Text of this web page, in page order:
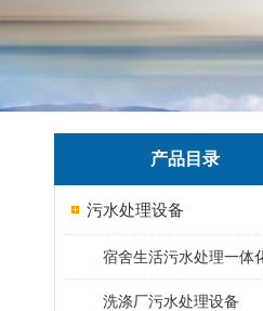
产品目录
污水处理设备
宿舍生活污水处理一体
洗涤厂污水处理设备